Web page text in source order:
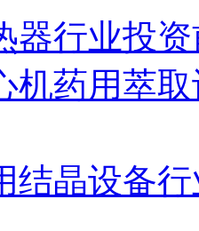
器行业投
机药用萃
结晶设备